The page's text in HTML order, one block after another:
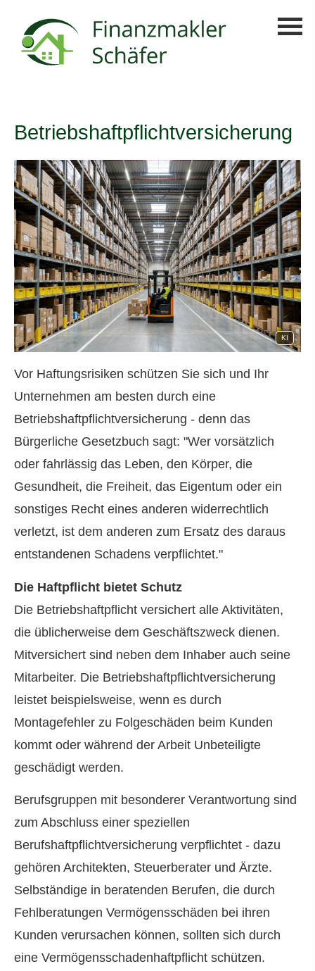
Betriebshaftpflichtversicherung
KI
Vor Haftungsrisiken schützen Sie sich und Ihr
Unternehmen am besten durch eine
Betriebshaftpflichtversicherung - denn das
Bürgerliche Gesetzbuch sagt: "Wer vorsätzlich
oder fahrlässig das Leben, den Körper, die
Gesundheit, die Freiheit, das Eigentum oder ein
sonstiges Recht eines anderen widerrechtlich
verletzt, ist dem anderen zum Ersatz des daraus
entstandenen Schadens verpflichtet."
Die Haft­pflicht bietet Schutz
Die Betriebshaftpflicht versichert alle Aktivitäten,
die üblicherweise dem Geschäftszweck dienen.
Mitversichert sind neben dem Inhaber auch seine
Mitarbeiter. Die Betriebshaftpflichtversicherung
leistet beispielsweise, wenn es durch
Montagefehler zu Folgeschäden beim Kunden
kommt oder während der Arbeit Unbeteiligte
geschädigt werden.
Berufsgruppen mit besonderer Verantwortung sind
zum Abschluss einer speziellen
Berufshaftpflichtversicherung verpflichtet - dazu
gehören Architekten, Steuerberater und Ärzte.
Selbständige in beratenden Berufen, die durch
Fehlberatungen Vermögensschäden bei ihren
Kunden verursachen können, sollten sich durch
eine Vermögensschadenhaftpflicht schützen.